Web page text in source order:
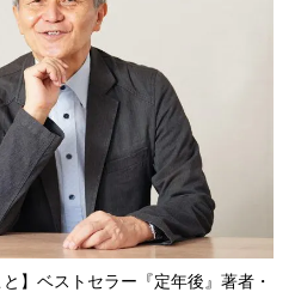
】ベストセラー『定年後』著者・